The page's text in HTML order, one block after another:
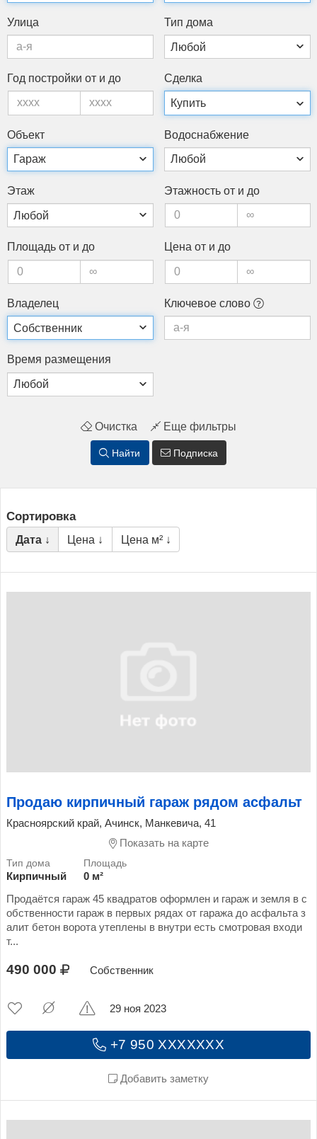
Ули­ца Тип до­ма
Год пос­трой­ки от и до Сдел­ка
Объ­ект Во­дос­набже­ние
Этаж Этаж­ность от и до
Пло­щадь от и до Це­на от и до
Вла­делец Клю­чевое сло­во
Вре­мя раз­ме­щения
Очистка Еще фильтры
Найти Подписка
Сортировка
Дата ↓ Цена ↓ Цена м² ↓
Продаю кирпичный гараж рядом асфальт
Красноярский край, Ачинск, Манкевича, 41
Показать на карте
Кирпичный
0 м²
Продаётся гараж 45 квадратов оформлен и гараж и земля в с
обственности гараж в первых рядах от гаража до асфальта з
алит бетон ворота утеплены в внутри есть смотровая входи
т...
490 000 Собственник
+7 950 XXXXXXX
Добавить заметку
29 ноя 2023